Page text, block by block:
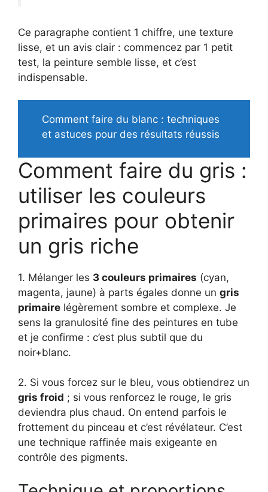
Ce paragraphe contient 1 chiffre, une texture
lisse, et un avis clair : commencez par 1 petit
test, la peinture semble lisse, et c’est
indispensable.
Comment faire du blanc : techniques
et astuces pour des résultats réussis
Comment faire du gris :
utiliser les couleurs
primaires pour obtenir
un gris riche
1. Mélanger les 3 couleurs primaires (cyan,
magenta, jaune) à parts égales donne un gris
primaire légèrement sombre et complexe. Je
sens la granulosité fine des peintures en tube
et je confirme : c’est plus subtil que du
noir+blanc.
2. Si vous forcez sur le bleu, vous obtiendrez un
gris froid ; si vous renforcez le rouge, le gris
deviendra plus chaud. On entend parfois le
frottement du pinceau et c’est révélateur. C’est
une technique raffinée mais exigeante en
contrôle des pigments.